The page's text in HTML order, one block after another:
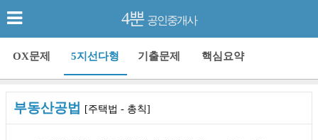
4뿐 공인중개사
OX문제 5지선다형 기출문제 핵심요약
부동산공법 [주택법 - 총칙]